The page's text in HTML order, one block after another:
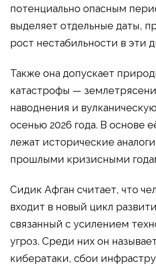
потенциально опасным
выделяет отдельные даты,
рост нестабильности в эти
Также она допускает
катастрофы —
наводнения и
осенью 2026 года. В основе
лежат исторические
прошлыми кризисными
Сидик Афган считает, что
входит в новый цикл
связанный с усилением
угроз. Среди них он
кибератаки, сбои